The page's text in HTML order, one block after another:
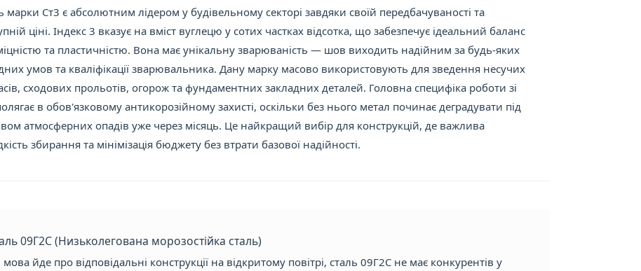
марки Ст3 є абсолютним лідером у будівельному секторі завдяки своїй передбачуваності та
ціні. Індекс 3 вказує на вміст вуглецю у сотих частках відсотка, що забезпечує ідеальний баланс
та пластичністю. Вона має унікальну зварюваність — шов виходить надійним за будь-яких
умов та кваліфікації зварювальника. Дану марку масово використовують для зведення несучих
сходових прольотів, огорож та фундаментних закладних деталей. Головна специфіка роботи зі
в обов'язковому антикорозійному захисті, оскільки без нього метал починає деградувати під
атмосферних опадів уже через місяць. Це найкращий вибір для конструкцій, де важлива
збирання та мінімізація бюджету без втрати базової надійності.
09Г2С (Низьколегована морозостійка сталь)
йде про відповідальні конструкції на відкритому повітрі, сталь 09Г2С не має конкурентів у